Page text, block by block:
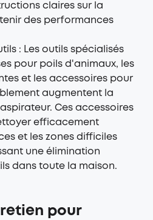
claires sur la
des performances
: Les outils spécialisés
pour poils d'animaux, les
et les accessoires pour
augmentent la
Ces accessoires
efficacement
et les zones difficiles
une élimination
dans toute la maison.
pour